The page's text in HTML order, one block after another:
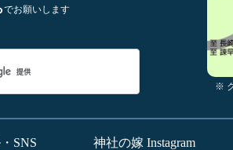
でお願いします
※
SNS 神社の嫁 Instagram